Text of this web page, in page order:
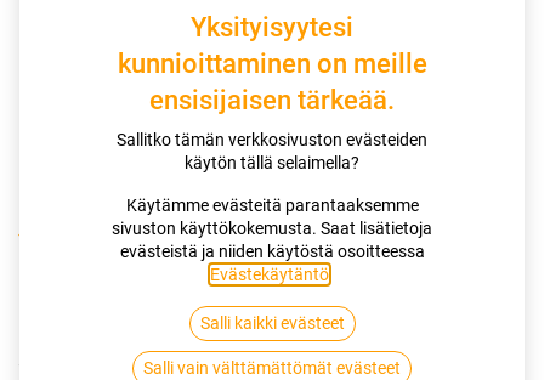
Kauppa 195/50R19 88H NANKANG SPORTNEX AS-3
195/50R19 88H NANKANG
SPORTNEX AS-3
Yksityisyytesi
kunnioittaminen on meille
ensisijaisen tärkeää.
Sallitko tämän verkkosivuston evästeiden
käytön tällä selaimella?
Käytämme evästeitä parantaaksemme
sivuston käyttökokemusta. Saat lisätietoja
evästeistä ja niiden käytöstä osoitteessa
Evästekäytäntö
Salli kaikki evästeet
Salli vain välttämättömät evästeet